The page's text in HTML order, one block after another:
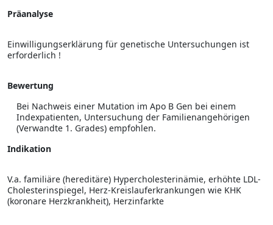
Präanalyse
Einwilligungserklärung für genetische Untersuchungen ist
erforderlich !
Bewertung
Bei Nachweis einer Mutation im Apo B Gen bei einem
Indexpatienten, Untersuchung der Familienangehörigen
(Verwandte 1. Grades) empfohlen.
Indikation
V.a. familiäre (hereditäre) Hypercholesterinämie, erhöhte LDL-
Cholesterinspiegel, Herz-Kreislauferkrankungen wie KHK
(koronare Herzkrankheit), Herzinfarkte